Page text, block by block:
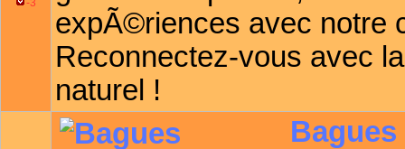
-3
expÃ©riences avec notre
Reconnectez-vous avec
naturel !
Bagues